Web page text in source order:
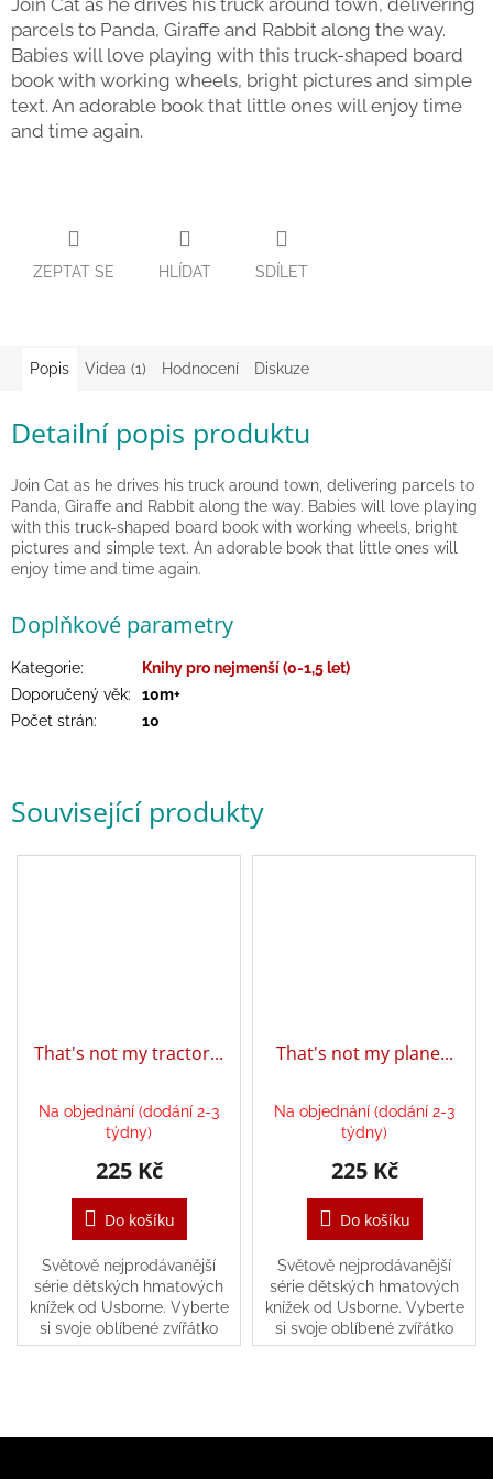
Zpátky
školy
Hračky
dle
tématu
Puzzle
Play
Společenské
hry
Šátky
a
Tvoření
Waldorf
Přihlášení
Join Cat as he drives his truck around town, delivering
parcels to Panda, Giraffe and Rabbit along the way.
Babies will love playing with this truck-shaped board
book with working wheels, bright pictures and simple
text. An adorable book that little ones will enjoy time
and time again.
ZEPTAT SE HLÍDAT SDÍLET
Související produkty
That's not my tractor...
Na objednání (dodání 2-3
týdny)
225 Kč
Do košíku
Světově nejprodávanější
série dětských hmatových
knížek od Usborne. Vyberte
si svoje oblíbené zvířátko
nebo postavičku a
That's not my plane...
Na objednání (dodání 2-3
týdny)
225 Kč
Do košíku
Světově nejprodávanější
série dětských hmatových
knížek od Usborne. Vyberte
si svoje oblíbené zvířátko
nebo postavičku a
Popis Videa (1) Hodnocení Diskuze
Detailní popis produktu
Join Cat as he drives his truck around town, delivering parcels to
Panda, Giraffe and Rabbit along the way. Babies will love playing
with this truck-shaped board book with working wheels, bright
pictures and simple text. An adorable book that little ones will
enjoy time and time again.
Doplňkové parametry
Kategorie:
Knihy pro nejmenší (0-1,5 let)
Doporučený věk:
10m+
Počet strán: 10
Z